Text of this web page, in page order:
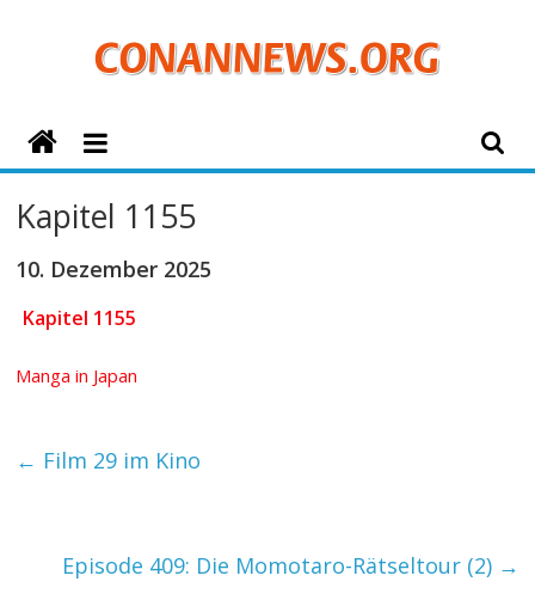
ConanNews.org
Conan
Kapitel 1155
10. Dezember 2025
Kapitel 1155
Manga in Japan
← Film 29 im Kino
Episode 409: Die Momotaro-Rätseltour (2) →